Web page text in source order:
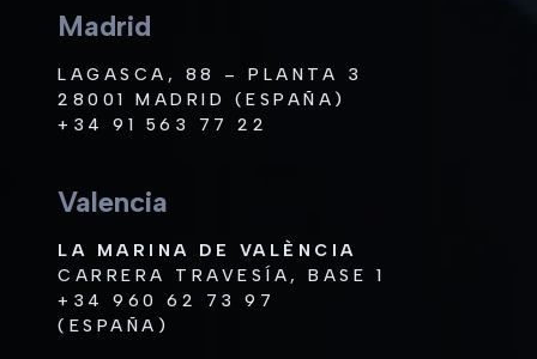
Madrid
LAGASCA, 88 – PLANTA 3
28001 MADRID (ESPAÑA)
+34 91 563 77 22
Valencia
LA MARINA DE VALÈNCIA
CARRERA TRAVESÍA, BASE 1
+34 960 62 73 97
(ESPAÑA)